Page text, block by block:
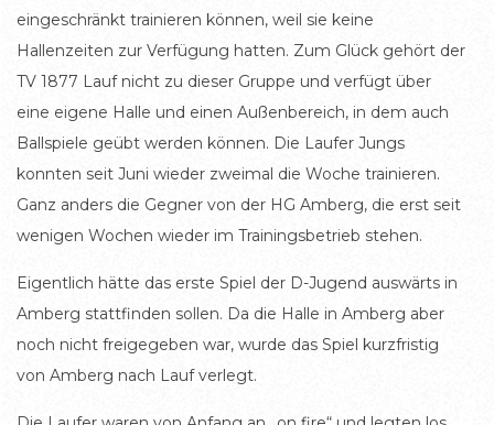
eingeschränkt trainieren können, weil sie keine
Hallenzeiten zur Verfügung hatten. Zum Glück gehört der
TV 1877 Lauf nicht zu dieser Gruppe und verfügt über
eine eigene Halle und einen Außenbereich, in dem auch
Ballspiele geübt werden können. Die Laufer Jungs
konnten seit Juni wieder zweimal die Woche trainieren.
Ganz anders die Gegner von der HG Amberg, die erst seit
wenigen Wochen wieder im Trainingsbetrieb stehen.
Eigentlich hätte das erste Spiel der D-Jugend auswärts in
Amberg stattfinden sollen. Da die Halle in Amberg aber
noch nicht freigegeben war, wurde das Spiel kurzfristig
von Amberg nach Lauf verlegt.